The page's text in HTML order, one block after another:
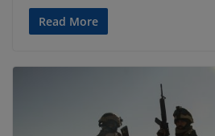
Read More